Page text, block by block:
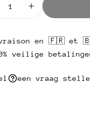
Verhoog
en 🇫🇷 et
veilige
een vraag